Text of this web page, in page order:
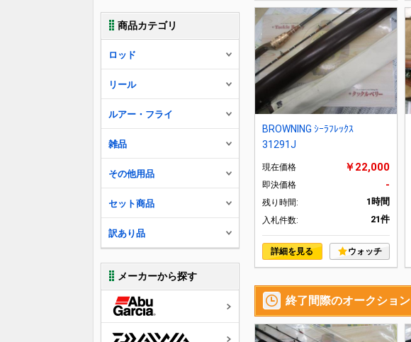
商品カテゴリ
ロッド
リール
ルアー・フライ
雑品
その他用品
セット商品
訳あり品
メーカーから探す
BROWNING ｼｰﾗﾌﾚｯｸｽ
31291J
現在価格 ￥22,000
即決価格 -
残り時間: 1時間
入札件数: 21件
詳細を見る ウォッチ
終了間際のオークション